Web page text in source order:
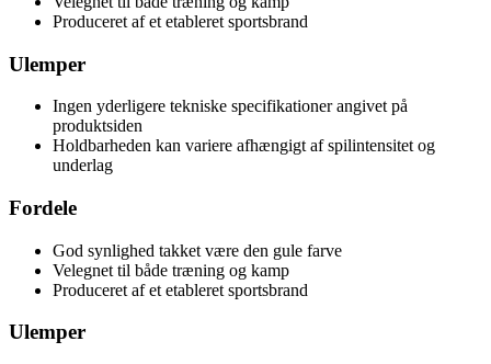
Produceret af et etableret sportsbrand
Ulemper
Ingen yderligere tekniske specifikationer angivet på
produktsiden
Holdbarheden kan variere afhængigt af spilintensitet og
underlag
Fordele
God synlighed takket være den gule farve
Velegnet til både træning og kamp
Produceret af et etableret sportsbrand
Ulemper